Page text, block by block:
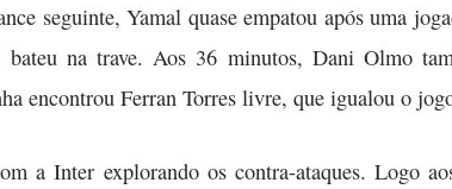
seguinte, Yamal quase empatou após uma
na trave. Aos 36 minutos, Dani Olmo
encontrou Ferran Torres livre, que igualou o
a Inter explorando os contra-ataques. Logo